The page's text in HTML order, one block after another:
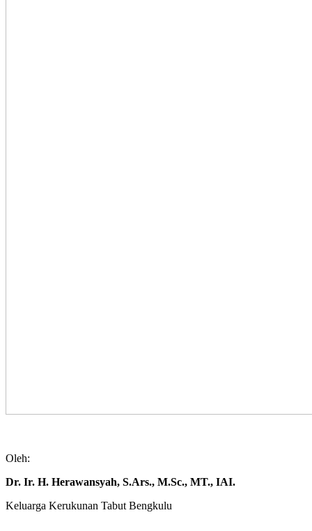
Oleh:
Dr. Ir. H. Herawansyah, S.Ars., M.Sc., MT., IAI.
Keluarga Kerukunan Tabut Bengkulu